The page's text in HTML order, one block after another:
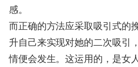
感。
而正确的方法应采取吸引式的
升自己来实现对她的二次吸引
情便会发生。这运用的，是女